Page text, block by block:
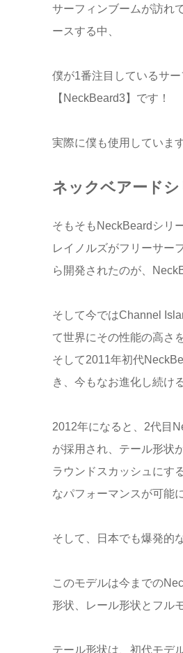
サーフィンブームが訪れ
ースする中、
僕が1番注目しているサ
【NeckBeard3】です！
実際に僕も使用していま
ネックベアード
そもそもNeckBeardシリ
レイノルズがフリーサー
ら開発されたのが、
そして今ではChannel
て世界にその性能の高さ
そして2011年初代
き、今もなお進化し続け
2012年になると、2代目
が採用され、テール形状
ラウンドスカッシュにす
なパフォーマンスが可能
そして、日本でも爆発的
このモデルは今までの
形状、レール形状とフル
テール形状は、初代モデ